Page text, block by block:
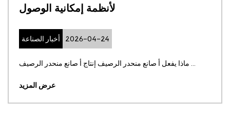
لأنظمة إمكانية الوصول
أخبار الصناعة 2026-04-24
عرض المزيد